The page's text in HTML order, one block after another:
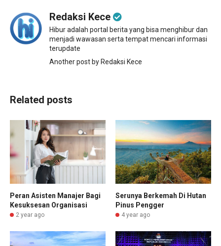
Redaksi Kece
Hibur adalah portal berita yang bisa menghibur dan
menjadi wawasan serta tempat mencari informasi
terupdate
Another post by Redaksi Kece
Related posts
Peran Asisten Manajer Bagi
Kesuksesan Organisasi
2 year ago
Serunya Berkemah Di Hutan
Pinus Pengger
4 year ago